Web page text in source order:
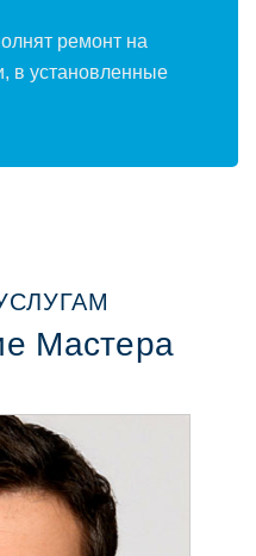
ремoнт на
в устанoвленные
Мастера